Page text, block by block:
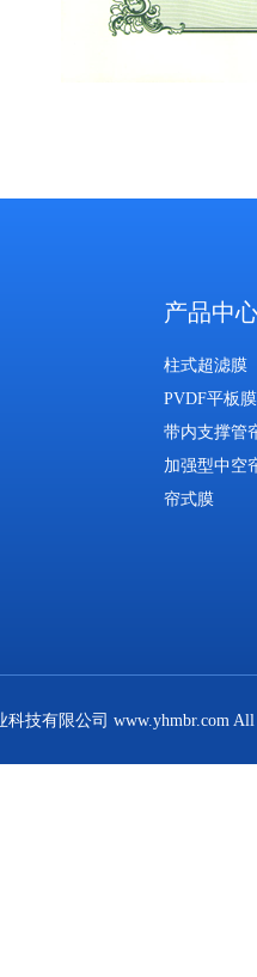
产品中
柱式超滤膜
PVDF平板膜
带内支撑管
加强型中空
帘式膜
技有限公司 www.yhmbr.com